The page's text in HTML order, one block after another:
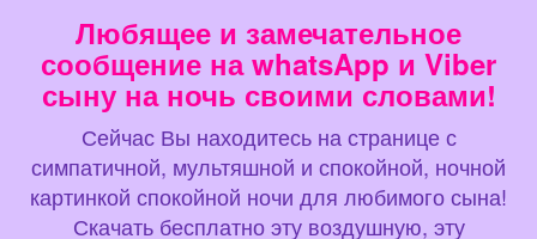
Любящее и замечательное
сообщение на whatsApp и Viber
сыну на ночь своими словами!
Сейчас Вы находитесь на странице с
симпатичной, мультяшной и спокойной, ночной
картинкой спокойной ночи для любимого сына!
Скачать бесплатно эту воздушную, эту